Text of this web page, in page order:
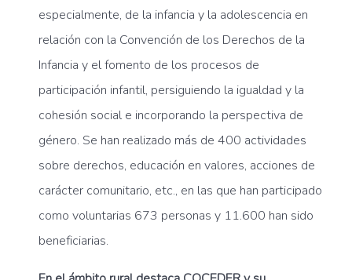
especialmente, de la infancia y la adolescencia en
relación con la Convención de los Derechos de la
Infancia y el fomento de los procesos de
participación infantil, persiguiendo la igualdad y la
cohesión social e incorporando la perspectiva de
género. Se han realizado más de 400 actividades
sobre derechos, educación en valores, acciones de
carácter comunitario, etc., en las que han participado
como voluntarias 673 personas y 11.600 han sido
beneficiarias.